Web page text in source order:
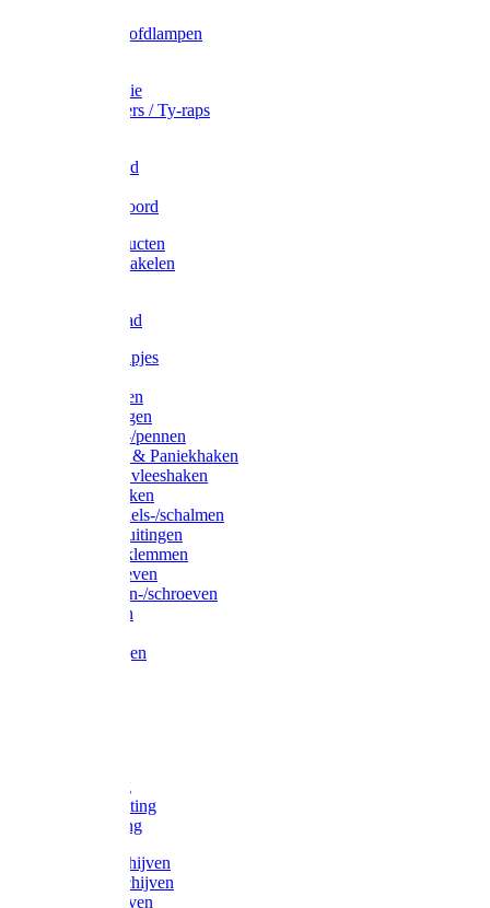
Zak- & Hoofdlampen
Tape en folie
Kabelbinders / Ty-raps
Metselkoord
Elastisch koord
Afdekproducten
Heffen en takelen
Waslijndraad
Simplexknipjes
Sleutelringen
Gelaste ringen
Borgveren-/pennen
Musketons & Paniekhaken
S-haken & vleeshaken
Karabijnhaken
Noodschakels-/schalmen
Harp-/D-sluitingen
Staaldraadklemmen
Spanschroeven
Ringmoeren-/schroeven
Puntkousen
Aanlegringen
Voetketting
Scheepsketting
Victorketting
Afbraamschijven
Doorslijpschijven
Lamelschijven